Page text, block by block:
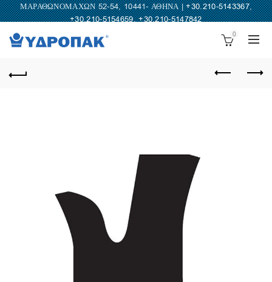
ΜΑΡΑΘΩΝΟΜΑΧΩΝ 52-54, 10441- ΑΘΗΝΑ |+30.210-5143367,
+30.210-5154659,+30.210-5147842
0